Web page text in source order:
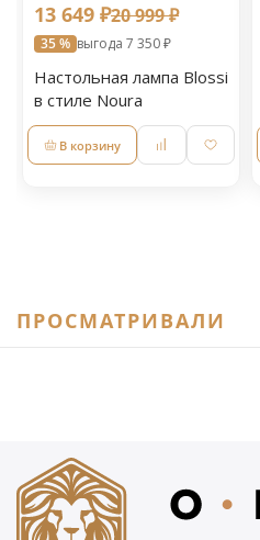
13 649 ₽20 999 ₽
35 % выгода 7 350 ₽
Настольная лампа Blossi
в стиле Noura
В корзину
ПРОСМАТРИВАЛИ